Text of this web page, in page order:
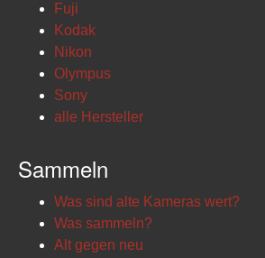
Fuji
Kodak
Nikon
Olympus
Sony
alle Hersteller
Sammeln
Was sind alte Kameras wert?
Was sammeln?
Alt gegen neu